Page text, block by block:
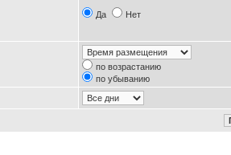
Да Нет
по возрастанию
по убыванию